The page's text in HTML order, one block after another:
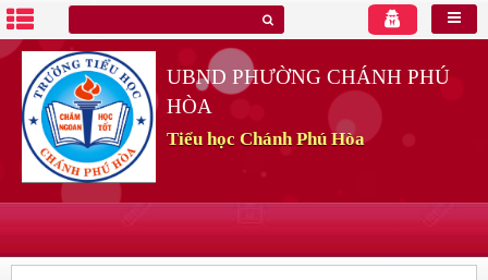
UBND PHƯỜNG CHÁNH PHÚ
HÒA
Tiểu học Chánh Phú Hòa